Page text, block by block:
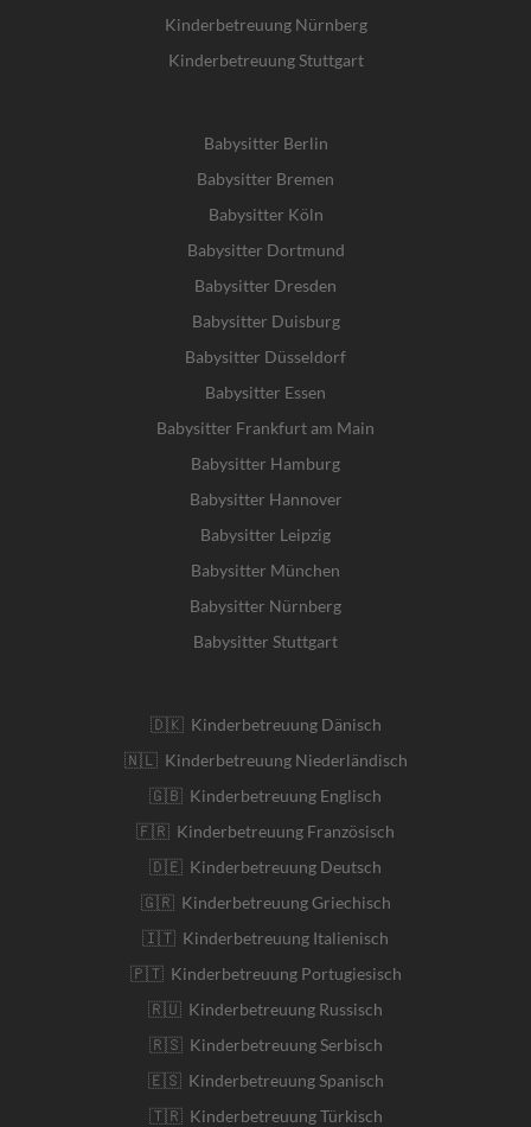
Kinderbetreuung Nürnberg
Kinderbetreuung Stuttgart
Babysitter Berlin
Babysitter Bremen
Babysitter Köln
Babysitter Dortmund
Babysitter Dresden
Babysitter Duisburg
Babysitter Düsseldorf
Babysitter Essen
Babysitter Frankfurt am Main
Babysitter Hamburg
Babysitter Hannover
Babysitter Leipzig
Babysitter München
Babysitter Nürnberg
Babysitter Stuttgart
🇩🇰 Kinderbetreuung Dänisch
🇳🇱 Kinderbetreuung Niederländisch
🇬🇧 Kinderbetreuung Englisch
🇫🇷 Kinderbetreuung Französisch
🇩🇪 Kinderbetreuung Deutsch
🇬🇷 Kinderbetreuung Griechisch
🇮🇹 Kinderbetreuung Italienisch
🇵🇹 Kinderbetreuung Portugiesisch
🇷🇺 Kinderbetreuung Russisch
🇷🇸 Kinderbetreuung Serbisch
🇪🇸 Kinderbetreuung Spanisch
🇹🇷 Kinderbetreuung Türkisch